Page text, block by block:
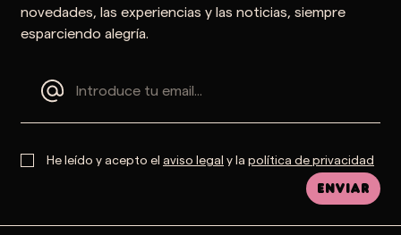
novedades, las experiencias y las noticias, siempre
esparciendo alegría.
He leído y acepto el aviso legal y la política de privacidad
Enviar